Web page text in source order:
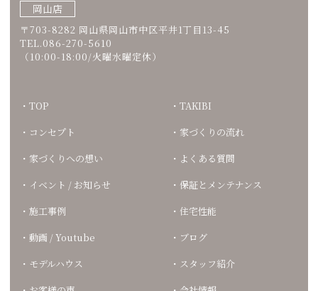
岡山店
〒703-8282 岡山県岡山市中区平井1丁目13-45
TEL.086-270-5610
（10:00-18:00/火曜水曜定休）
TOP
コンセプト
家づくりへの想い
イベント / お知らせ
施工事例
動画 / Youtube
モデルハウス
TAKIBI
家づくりの流れ
よくある質問
保証とメンテナンス
住宅性能
ブログ
スタッフ紹介